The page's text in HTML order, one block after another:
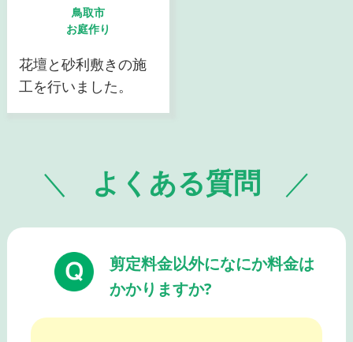
鳥取市
お庭作り
花壇と砂利敷きの施
工を行いました。
よくある質問
剪定料金以外になにか料金は
かかりますか?